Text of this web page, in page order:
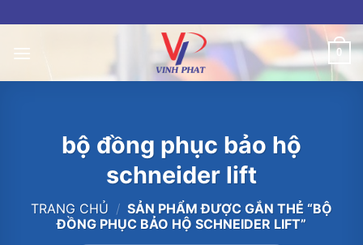
to
content
0
bộ đồng phục bảo hộ
schneider lift
TRANG CHỦ / SẢN PHẨM ĐƯỢC GẮN THẺ “BỘ
ĐỒNG PHỤC BẢO HỘ SCHNEIDER LIFT”